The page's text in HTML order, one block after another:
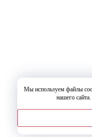
Мы используем файлы
нашего